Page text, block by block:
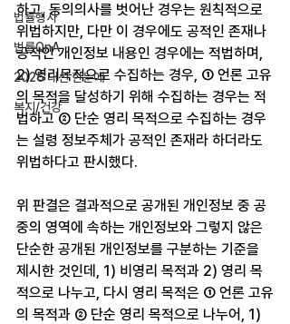
법률행사
법률QnA
2025 대선 한눈에
복지/건강
하고, 동의의사를 벗어난 경우는 원칙적으로
위법하지만, 다만 이 경우에도 공적인 존재나
공적인 개인정보 내용인 경우에는 적법하며,
2) 영리목적으로 수집하는 경우, ① 언론 고유
의 목적을 달성하기 위해 수집하는 경우는 적
법하고 ② 단순 영리 목적으로 수집하는 경우
는 설령 정보주체가 공적인 존재라 하더라도
위법하다고 판시했다.
위 판결은 결과적으로 공개된 개인정보 중 공
중의 영역에 속하는 개인정보와 그렇지 않은
단순한 공개된 개인정보를 구분하는 기준을
제시한 것인데, 1) 비영리 목적과 2) 영리 목
적으로 나누고, 다시 영리 목적은 ① 언론 고유
의 목적과 ② 단순 영리 목적으로 나누어, 1)